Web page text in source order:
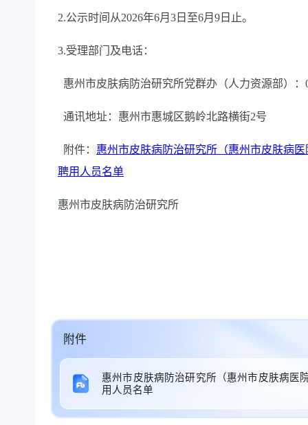
2.公示时间从2026年6月 3 日至6月 9 日止。
3.受理部门及电话：
惠州市皮肤病防治研究所党群办（人力资源部） ：
通讯地址：惠州市惠城区鹅岭北路横街2号
附件： 惠州市皮肤病防治研究所（惠州市皮肤病医
聘用人员名单
惠州市皮肤病防治研究所
附件
惠州市皮肤病防治研究所（惠州市皮肤病医
用人员名单